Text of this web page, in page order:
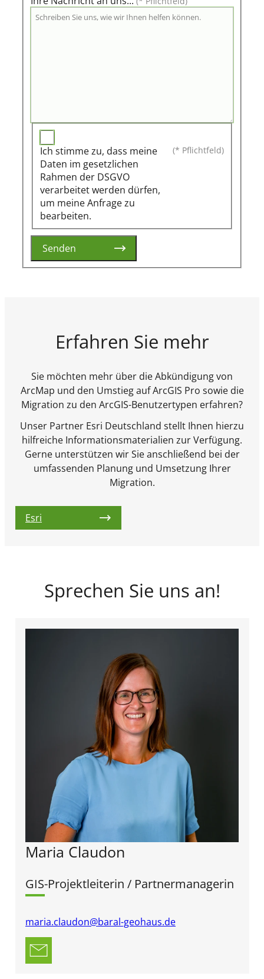
Ich stimme zu, dass meine
Daten im gesetzlichen
Rahmen der DSGVO
verarbeitet werden dürfen,
um meine Anfrage zu
bearbeiten.
(* Pflichtfeld)
Senden
Erfahren Sie mehr
Sie möchten mehr über die Abkündigung von
ArcMap und den Umstieg auf ArcGIS Pro sowie die
Migration zu den ArcGIS-Benutzertypen erfahren?
Unser Partner Esri Deutschland stellt Ihnen hierzu
hilfreiche Informationsmaterialien zur Verfügung.
Gerne unterstützen wir Sie anschließend bei der
umfassenden Planung und Umsetzung Ihrer
Migration.
Esri
Sprechen Sie uns an!
Maria Claudon
GIS-Projektleiterin / Partnermanagerin
maria.claudon@baral-geohaus.de